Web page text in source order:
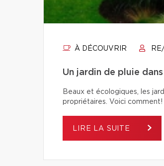
À DÉCOUVRIR
Un jardin de pluie
Beaux et écologiques, les
propriétaires. Voici comment!
LIRE LA SUITE